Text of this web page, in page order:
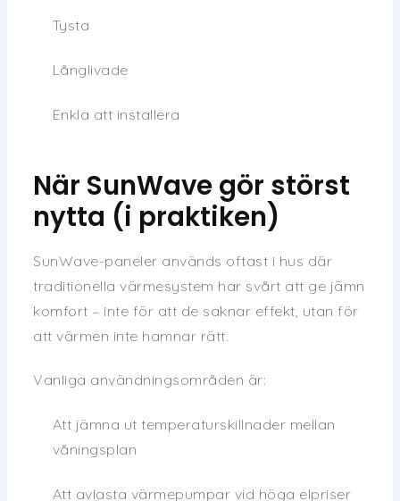
Tysta
Långlivade
Enkla att installera
När SunWave gör störst
nytta (i praktiken)
SunWave-paneler används oftast i hus där
traditionella värmesystem har svårt att ge jämn
komfort – inte för att de saknar effekt, utan för
att värmen inte hamnar rätt.
Vanliga användningsområden är:
Att jämna ut temperaturskillnader mellan
våningsplan
Att avlasta värmepumpar vid höga elpriser